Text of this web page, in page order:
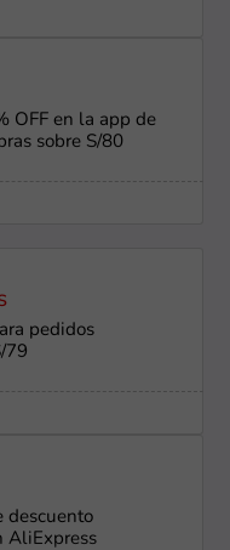
OFF en la app de
sobre S/80
pedidos
79
descuento
AliExpress